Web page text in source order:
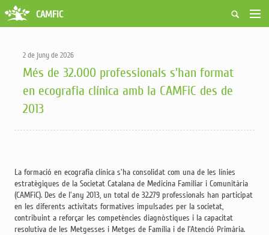
Qui som
Activitats
Borsa de treball
Ciutadans
CAMFiC
2 de juny de 2026
Més de 32.000 professionals s'han format
en ecografia clínica amb la CAMFiC des de
2013
La formació en ecografia clínica s'ha consolidat com una de les línies
estratègiques de la Societat Catalana de Medicina Familiar i Comunitària
(CAMFiC). Des de l'any 2013, un total de 32.279 professionals han participat
en les diferents activitats formatives impulsades per la societat,
contribuint a reforçar les competències diagnòstiques i la capacitat
resolutiva de les Metgesses i Metges de Família i de l'Atenció Primària.